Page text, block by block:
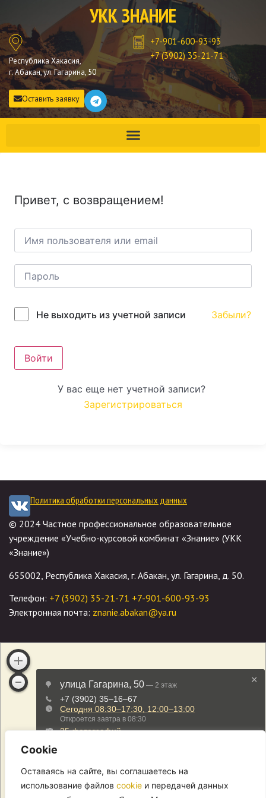
Cookie
Оставаясь на сайте, вы соглашаетесь на
использование файлов cookie и передачей данных
УКК ЗНАНИЕ
Республика Хакасия,
г. Абакан, ул. Гагарина, 50
+7-901-600-93-93
+7 (3902) 35-21-71
Оставить заявку
Привет, с возвращением!
Не выходить из учетной записи Забыли?
Войти
У вас еще нет учетной записи?
Зарегистрироваться
Политика обработки персональных данных
© 2024 Частное профессиональное образовательное
учреждение «Учебно-курсовой комбинат «Знание» (УКК
«Знание»)
655002, Республика Хакасия, г. Абакан, ул. Гагарина, д. 50.
Телефон: +7 (3902) 35-21-71 +7-901-600-93-93
Электронная почта: znanie.abakan@ya.ru